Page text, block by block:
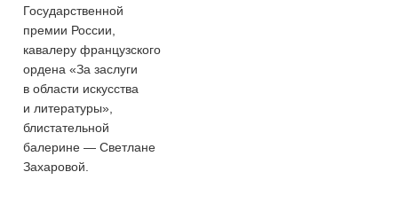
Государственной
премии России,
кавалеру французского
ордена «За заслуги
в области искусства
и литературы»,
блистательной
балерине — Светлане
Захаровой.